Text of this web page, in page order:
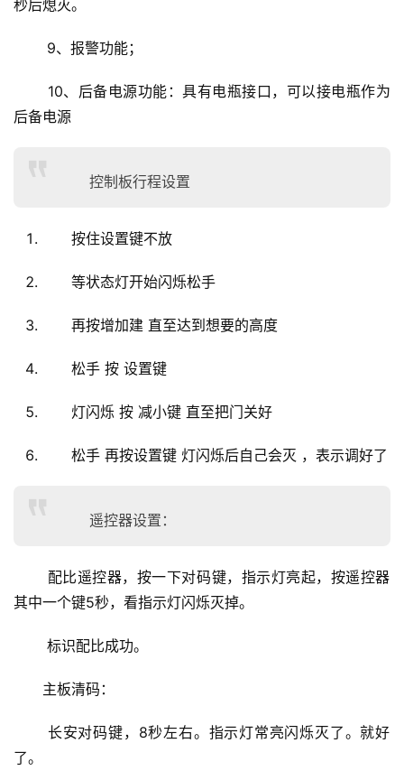
生
院
铝
套
装
安
维
讯
登录
秒后熄灭。
9、报警功能；
后备电源
控制板行程设置
按住设置键不放
等状态灯开始闪烁松手
再按增加建 直至达到想要的高度
松手 按 设置键
灯闪烁 按 减小键 直至把门关好
松手 再按设置键 灯闪烁后自己会灭 ，表示调好了
遥控器设置：
其中一个键5秒，看指示灯闪烁灭掉。
标识配比成功。
主板清码：
了。